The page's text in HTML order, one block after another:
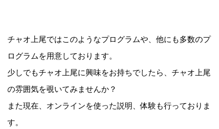
チャオ上尾ではこのようなプログラムや、他にも多数のプ
ログラムを用意しております。
少しでもチャオ上尾に興味をお持ちでしたら、チャオ上尾
の雰囲気を覗いてみませんか？
また現在、オンラインを使った説明、体験も行っておりま
す。